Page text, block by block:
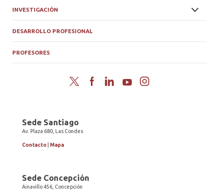
INVESTIGACIÓN
DESARROLLO PROFESIONAL
PROFESORES
Twitter FacebookLinkedInYouTubeInstagram
Sede Santiago
Av. Plaza 680, Las Condes
Contacto Mapa
Sede Concepción
Ainavillo 456, Concepción